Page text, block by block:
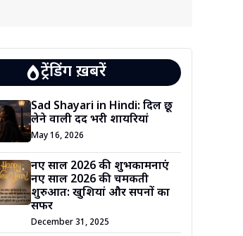
ट्रेंडिंग ख़बरें
Sad Shayari in Hindi: दिल छू
लेने वाली दर्द भरी शायरियां
May 16, 2026
नए साल 2026 की शुभकामनाएं
नए साल 2026 की चमकती
शुरुआत: खुशियां और सपनों का
सफर
December 31, 2025